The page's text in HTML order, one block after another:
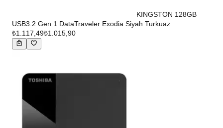
KINGSTON 128GB
USB3.2 Gen 1 DataTraveler Exodia Siyah Turkuaz
₺1.117,49₺1.015,90